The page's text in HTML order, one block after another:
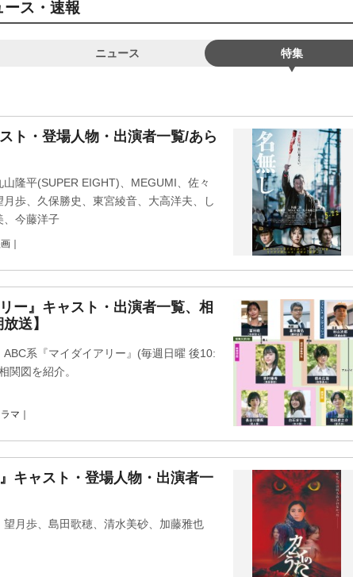
ス・速報
ニュース 特集
ト・登場人物・出演者一覧/あら
山隆平(SUPER EIGHT)、MEGUMI、佐々
歩、久保勝史、東宮綾音、大高洋夫、し
、今藤洋子
｜
ー』キャスト・出演者一覧、相
送】
系『マイダイアリー』(毎週日曜 後10:
関図を紹介。
ラマ｜
キャスト・登場人物・出演者一
望月歩、島田歌穂、清水美砂、加藤雅也